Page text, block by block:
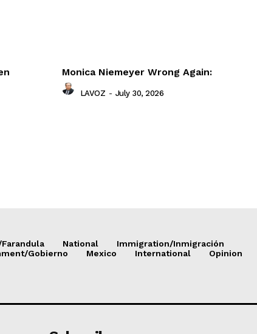
Monica Niemeyer Wrong Again:
LAVOZ - July 30, 2026
National
Immigration/Inmigración
Gobierno
Mexico International Opinion